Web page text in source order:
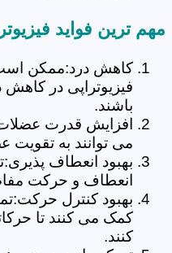
مهم ترین فواید
کاهش درد:ممکن
فیزیوتراپی در
باشند.
افزایش قدرت
می توانند به تقویت
بهبود انعطاف
انعطاف و حرکت
بهبود کنترل
کمک می کنند تا
کنند.